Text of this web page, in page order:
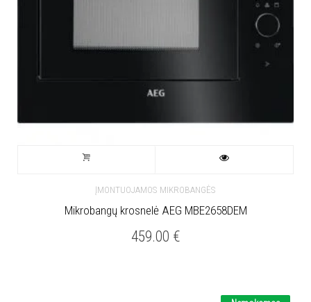
ĮMONTUOJAMOS MIKROBANGĖS
Mikrobangų krosnelė AEG MBE2658DEM
459.00 €